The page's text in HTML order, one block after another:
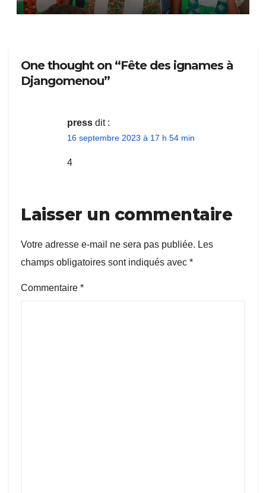
One thought on “Fête des ignames à
Djangomenou”
press dit :
16 septembre 2023 à 17 h 54 min
4
Laisser un commentaire
Votre adresse e-mail ne sera pas publiée. Les
champs obligatoires sont indiqués avec *
Commentaire *